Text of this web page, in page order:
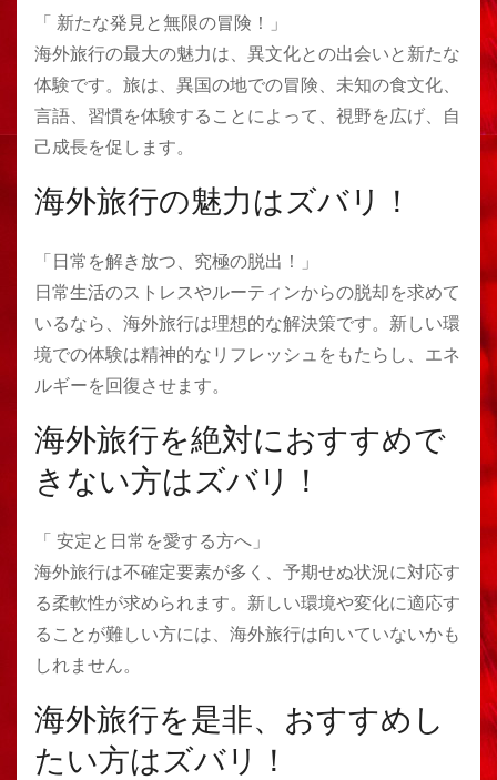
「 新たな発見と無限の冒険！」
海外旅行の最大の魅力は、異文化との出会いと新たな
体験です。旅は、異国の地での冒険、未知の食文化、
言語、習慣を体験することによって、視野を広げ、自
己成長を促します。
海外旅行の魅力はズバリ！
「日常を解き放つ、究極の脱出！」
日常生活のストレスやルーティンからの脱却を求めて
いるなら、海外旅行は理想的な解決策です。新しい環
境での体験は精神的なリフレッシュをもたらし、エネ
ルギーを回復させます。
海外旅行を絶対におすすめで
きない方はズバリ！
「 安定と日常を愛する方へ」
海外旅行は不確定要素が多く、予期せぬ状況に対応す
る柔軟性が求められます。新しい環境や変化に適応す
ることが難しい方には、海外旅行は向いていないかも
しれません。
海外旅行を是非、おすすめし
たい方はズバリ！